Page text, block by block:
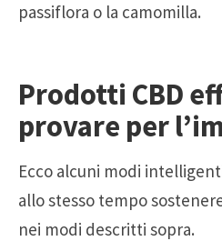
passiflora o la camomilla.
Prodotti CBD
provare per
Ecco alcuni modi
allo stesso tempo
nei modi descritti sopra.